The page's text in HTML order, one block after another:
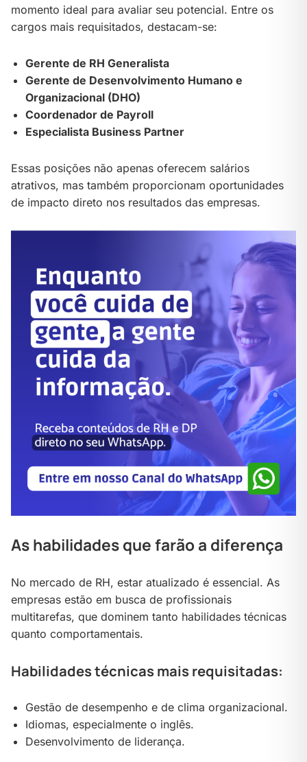
momento ideal para avaliar seu potencial. Entre os
cargos mais requisitados, destacam-se:
Gerente de RH Generalista
Gerente de Desenvolvimento Humano e
Organizacional (DHO)
Coordenador de Payroll
Especialista Business Partner
Essas posições não apenas oferecem salários
atrativos, mas também proporcionam oportunidades
de impacto direto nos resultados das empresas.
As habilidades que farão a diferença
No mercado de RH, estar atualizado é essencial. As
empresas estão em busca de profissionais
multitarefas, que dominem tanto habilidades técnicas
quanto comportamentais.
Habilidades técnicas mais requisitadas:
Gestão de desempenho e de clima organizacional.
Idiomas, especialmente o inglês.
Desenvolvimento de liderança.